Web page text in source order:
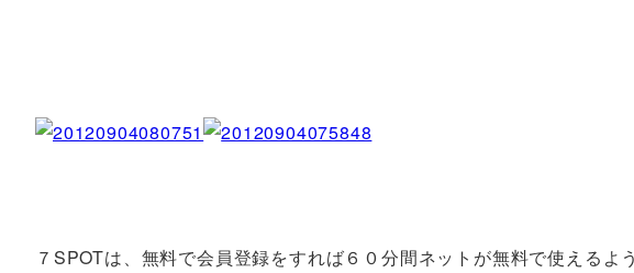
７SPOTは、無料で会員登録をすれば６０分間ネットが無料で使える